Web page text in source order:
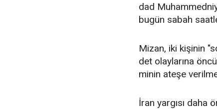
dad
bugün sabah
Mizan, iki kişinin
det olaylarına
minin ateşe
İran yargısı daha